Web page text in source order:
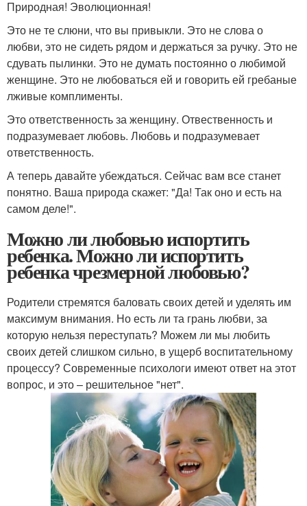
Природная! Эволюционная!
Это не те слюни, что вы привыкли. Это не слова о
любви, это не сидеть рядом и держаться за ручку. Это не
сдувать пылинки. Это не думать постоянно о любимой
женщине. Это не любоваться ей и говорить ей гребаные
лживые комплименты.
Это ответственность за женщину. Отвественность и
подразумевает любовь. Любовь и подразумевает
ответственность.
А теперь давайте убеждаться. Сейчас вам все станет
понятно. Ваша природа скажет: "Да! Так оно и есть на
самом деле!".
Можно ли любовью испортить
ребенка. Можно ли испортить
ребенка чрезмерной любовью?
Родители стремятся баловать своих детей и уделять им
максимум внимания. Но есть ли та грань любви, за
которую нельзя переступать? Можем ли мы любить
своих детей слишком сильно, в ущерб воспитательному
процессу? Современные психологи имеют ответ на этот
вопрос, и это – решительное "нет".